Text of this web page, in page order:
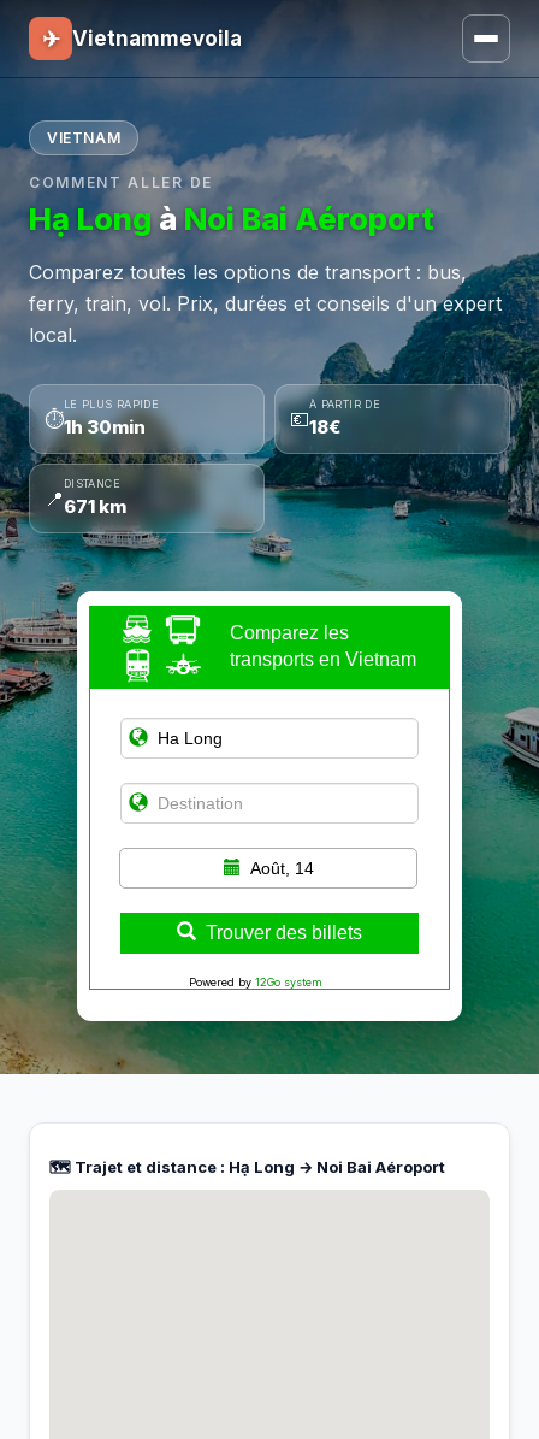
✈ Vietnammevoila
VIETNAM
COMMENT ALLER DE
Hạ LongàNoi Bai Aéroport
Comparez toutes les options de transport : bus,
ferry, train, vol. Prix, durées et conseils d'un expert
local.
⏱
LE PLUS RAPIDE
1h 30min 💶
À PARTIR DE
18€
📍
DISTANCE
671 km
Comparez les
transports en Vietnam
Août, 14
Trouver des billets
Powered by 12Go system
🗺️ Trajet et distance : Hạ Long → Noi Bai Aéroport